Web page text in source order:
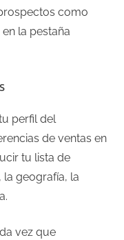
como
la pestaña
perfil del
de ventas en
tu lista de
la geografía, la
vez que